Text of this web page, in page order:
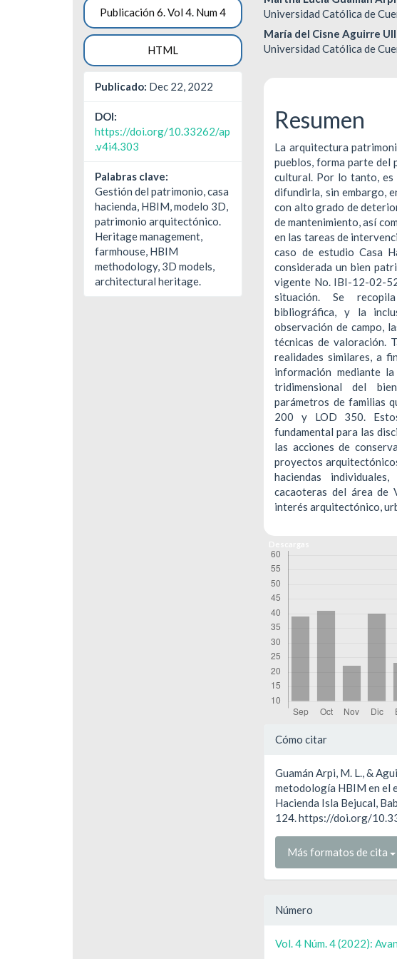
lateral
del
artículo
Publicación 6. Vol 4. Num 4
HTML
Publicado: Dec 22, 2022
DOI:
https://doi.org/10.33262/ap
.v4i4.303
Palabras clave:
Gestión del patrimonio, casa
hacienda, HBIM, modelo 3D,
patrimonio arquitectónico.
Heritage management,
farmhouse, HBIM
methodology, 3D models,
architectural heritage.
principal
del
Universidad Católica de
María del Cisne Aguirre
Universidad Católica de
Resumen
La arquitectura
pueblos, forma parte del
cultural. Por lo tanto, es
difundirla, sin embargo,
con alto grado de
de mantenimiento, así
en las tareas de
caso de estudio Casa
considerada un bien
vigente No. IBI-12-02-
situación. Se
bibliográfica, y la
observación de campo,
técnicas de valoración.
realidades similares, a
información mediante
tridimensional del
parámetros de familias
200 y LOD 350.
fundamental para las
las acciones de
proyectos
haciendas
cacaoteras del área de
interés arquitectónico,
Detalles
artículo
Cómo citar
Guamán Arpi, M. L., &
metodología HBIM en el
Hacienda Isla Bejucal,
124. https://doi.org/
Más formatos de cita
Número
Vol. 4 Núm. 4 (2022):